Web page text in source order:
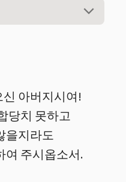
아버지시여!
당치 못하고
을지라도
여 주시옵소서.